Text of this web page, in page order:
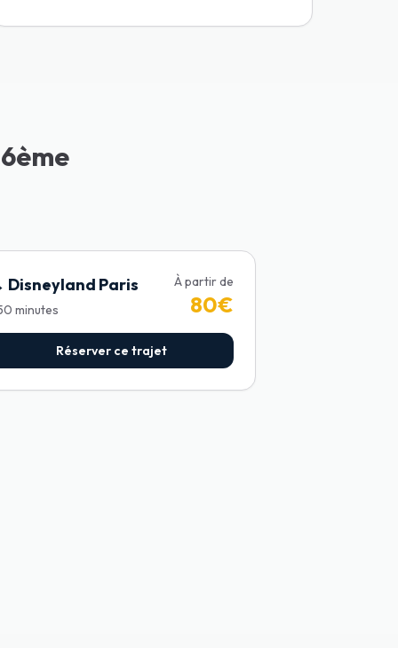
Disneyland Paris
minutes
À partir de
80€
Réserver ce trajet